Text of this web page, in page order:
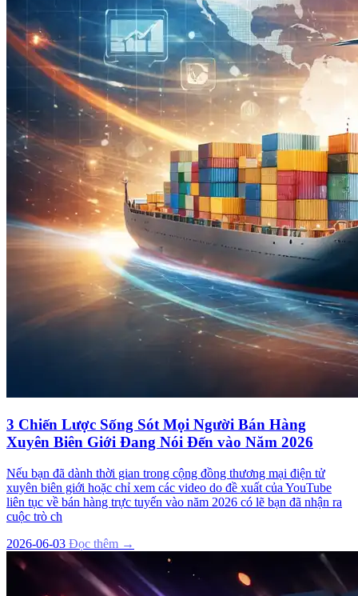
3 Chiến Lược Sống Sót Mọi Người Bán Hàng
Xuyên Biên Giới Đang Nói Đến vào Năm 2026
Nếu bạn đã dành thời gian trong cộng đồng thương mại điện tử
xuyên biên giới hoặc chỉ xem các video do đề xuất của YouTube
liên tục về bán hàng trực tuyến vào năm 2026 có lẽ bạn đã nhận ra
cuộc trò ch
2026-06-03 Đọc thêm →